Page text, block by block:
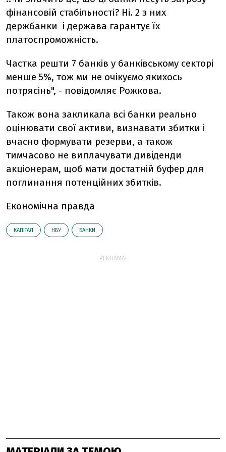
фінансовій стабільності? Ні. 2 з них
держбанки і держава гарантує їх
платоспроможність.
Частка решти 7 банків у банківському секторі
менше 5%, тож ми не очікуємо якихось
потрясінь", - повідомляє Рожкова.
Також вона закликала всі банки реально
оцінювати свої активи, визнавати збитки і
вчасно формувати резерви, а також
тимчасово не виплачувати дивіденди
акціонерам, щоб мати достатній буфер для
поглинання потенційних збитків.
Економічна правда
КАПІТАЛ НБУ БАНКИ
РЕКЛАМА: